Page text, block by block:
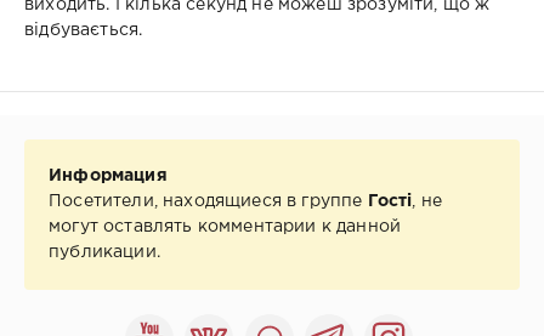
виходить. І кілька секунд не можеш зрозуміти, що ж
відбувається.
Информация
Посетители, находящиеся в группе
Гості , не
могут оставлять комментарии к данной
публикации.